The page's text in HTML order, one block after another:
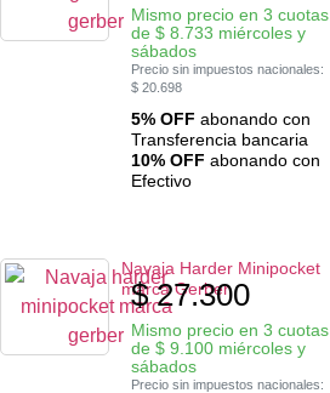
Mismo precio en 3 cuotas
de $8.733 miércoles y
sábados
Precio sin impuestos nacionales:
$20.698
5% OFF abonando con
Transferencia bancaria
10% OFF abonando con
Efectivo
Navaja Harder Minipocket
marca Gerber
$27.300
Mismo precio en 3 cuotas
de $9.100miércoles y
sábados
Precio sin impuestos nacionales: